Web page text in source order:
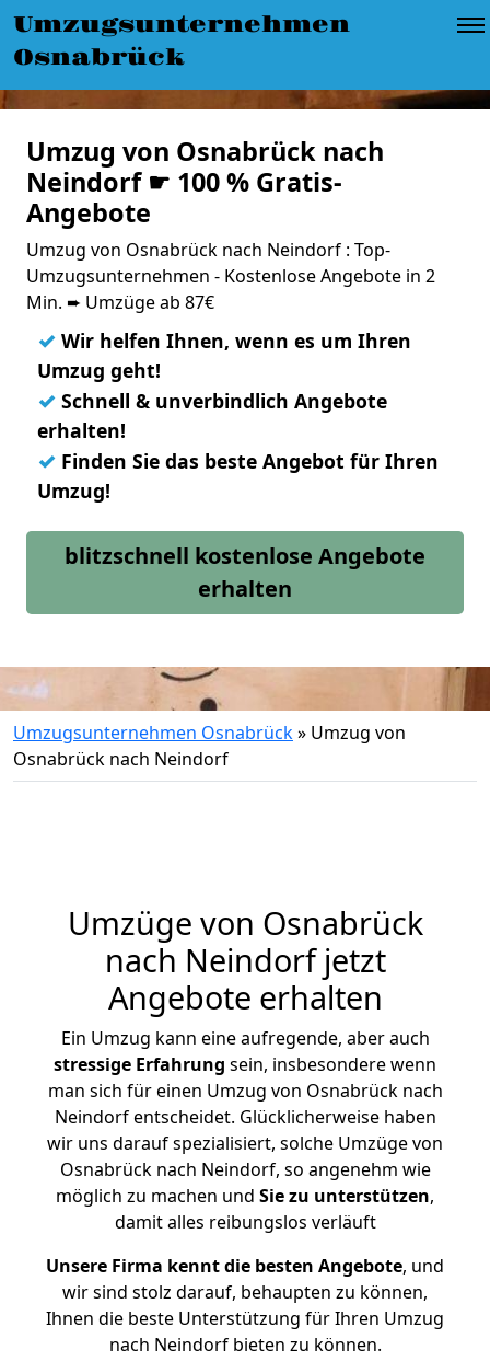
Umzugsunternehmen
Osnabrück
Umzug von Osnabrück nach
Neindorf ☛ 100 % Gratis-
Angebote
Umzug von Osnabrück nach Neindorf : Top-
Umzugsunternehmen - Kostenlose Angebote in 2
Min. ➨ Umzüge ab 87€
✓ Wir helfen Ihnen, wenn es um Ihren
Umzug geht!
✓ Schnell & unverbindlich Angebote
erhalten!
✓ Finden Sie das beste Angebot für Ihren
Umzug!
blitzschnell kostenlose Angebote
erhalten
Umzugsunternehmen Osnabrück» Umzug von
Osnabrück nach Neindorf
Umzüge von Osnabrück
nach Neindorf jetzt
Angebote erhalten
Ein Umzug kann eine aufregende, aber auch
stressige Erfahrung sein, insbesondere wenn
man sich für einen Umzug von Osnabrück nach
Neindorf entscheidet. Glücklicherweise haben
wir uns darauf spezialisiert, solche Umzüge von
Osnabrück nach Neindorf, so angenehm wie
möglich zu machen und Sie zu unterstützen,
damit alles reibungslos verläuft
Unsere Firma kennt die besten Angebote, und
wir sind stolz darauf, behaupten zu können,
Ihnen die beste Unterstützung für Ihren Umzug
nach Neindorf bieten zu können.